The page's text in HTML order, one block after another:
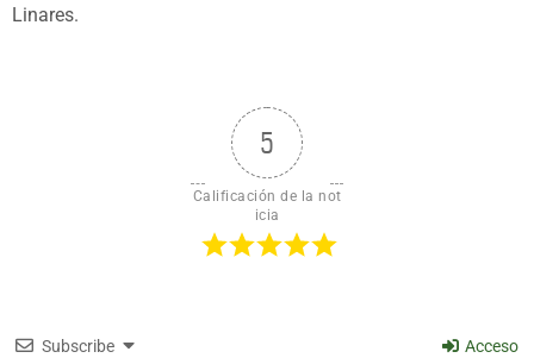
Linares.
5
Calificación de la not
icia
Subscribe Acceso